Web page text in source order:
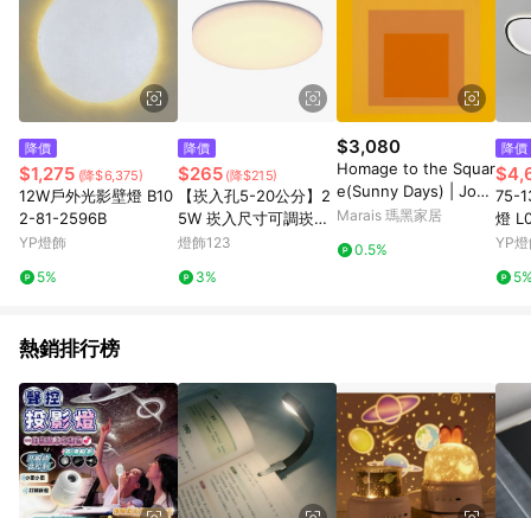
降價
$1,275 (降$6,375)
12W戶外光影壁燈 B10
2-81-2596B
YP燈飾
5%
降價
$265 (降$215)
【崁入孔5-20公分】2
5W 崁入尺寸可調崁燈
F79-23-90703
燈飾123
3%
$3,080
Homage to the Squar
e(Sunny Days) | Jose
f Albers - 銀色鋁框-中
Marais 瑪黑家居
0.5%
降價
75-
燈
YP
熱銷排行榜